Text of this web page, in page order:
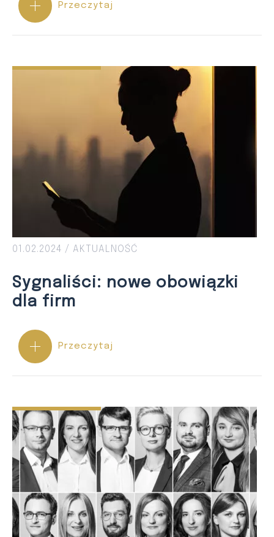
Przeczytaj
01.02.2024 / AKTUALNOŚĆ
Sygnaliści: nowe obowiązki
dla firm
Przeczytaj